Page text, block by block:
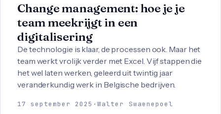
Change management: hoe je je
team meekrijgt in een
digitalisering
De technologie is klaar, de processen ook. Maar het
team werkt vrolijk verder met Excel. Vijf stappen die
het wel laten werken, geleerd uit twintig jaar
veranderkundig werk in Belgische bedrijven.
17 september 2025 ·Walter Swaenepoel